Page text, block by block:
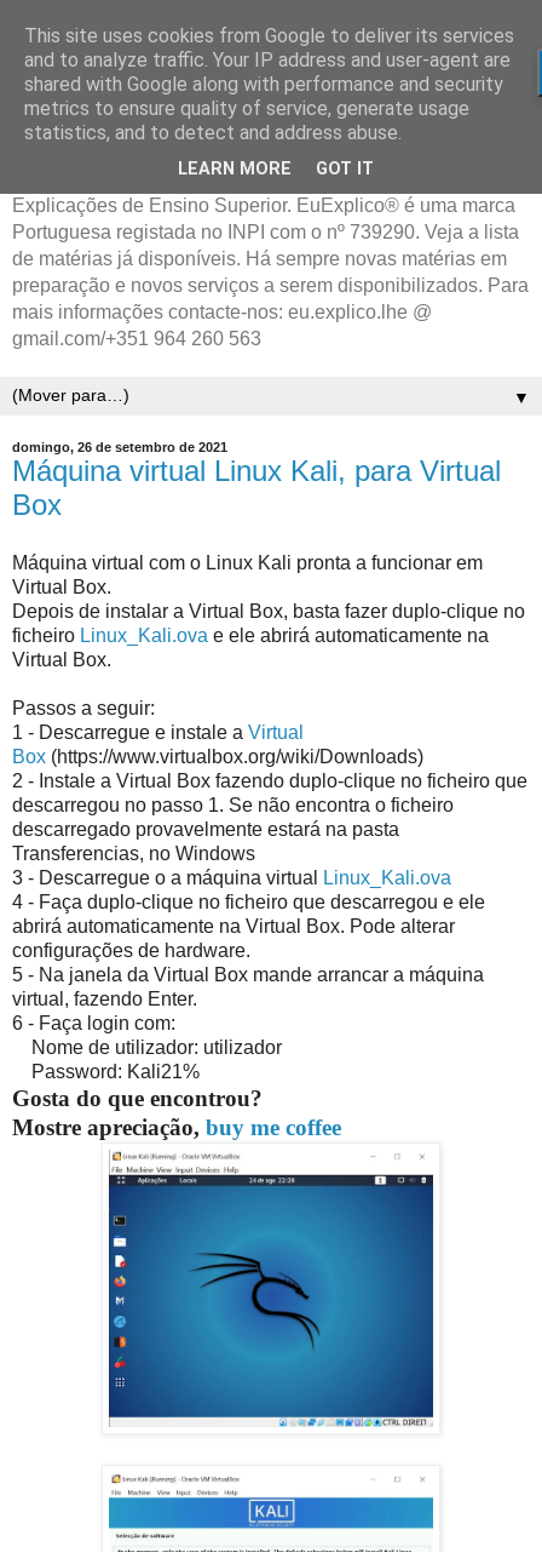
Explicações de Ensino Superior. EuExplico® é uma marca
Portuguesa registada no INPI com o nº 739290. Veja a lista
de matérias já disponíveis. Há sempre novas matérias em
preparação e novos serviços a serem disponibilizados. Para
mais informações contacte-nos: eu.explico.lhe @
gmail.com/+351 964 260 563
▼
domingo, 26 de setembro de 2021
Máquina virtual Linux Kali, para Virtual
Box
Máquina virtual com o Linux Kali pronta a funcionar em
Virtual Box.
Depois de instalar a Virtual Box, basta fazer duplo-clique no
ficheiro Linux_Kali.ova e ele abrirá automaticamente na
Virtual Box.
Passos a seguir:
1 - Descarregue e instale a Virtual
Box (https://www.virtualbox.org/wiki/Downloads)
2 - Instale a Virtual Box fazendo duplo-clique no ficheiro que
descarregou no passo 1. Se não encontra o ficheiro
descarregado provavelmente estará na pasta
Transferencias, no Windows
3 - Descarregue o a máquina virtual
Linux_Kali.ova
4 - Faça duplo-clique no ficheiro que descarregou e ele
abrirá automaticamente na Virtual Box. Pode alterar
configurações de hardware.
5 - Na janela da Virtual Box mande arrancar a máquina
virtual, fazendo Enter.
6 - Faça login com:
Nome de utilizador: utilizador
Password: Kali21%
Gosta do que encontrou?
Mostre apreciação, buy me coffee
This site uses cookies from Google to deliver its services
and to analyze traffic. Your IP address and user-agent are
shared with Google along with performance and security
metrics to ensure quality of service, generate usage
statistics, and to detect and address abuse.
LEARN MORE GOT IT